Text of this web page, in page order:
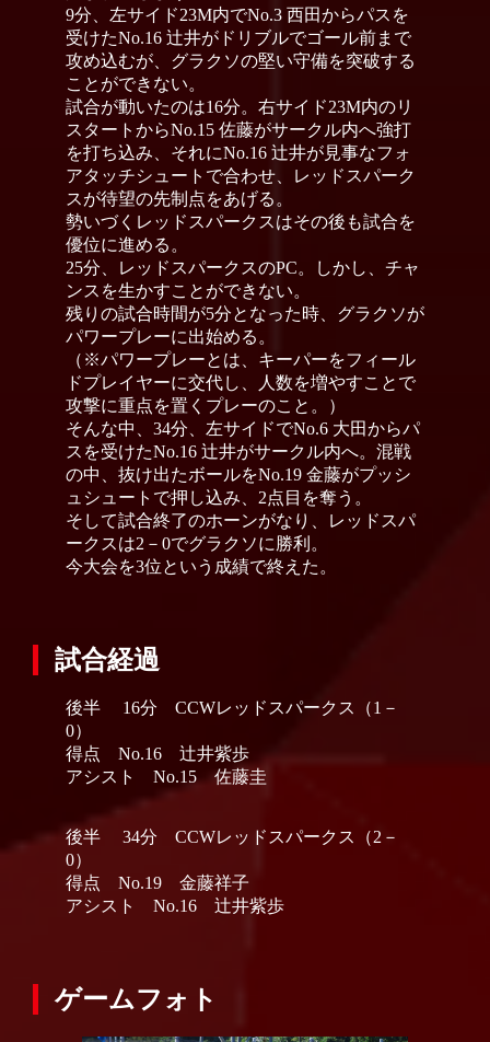
9分、左サイド23M内でNo.3 西田からパスを
受けたNo.16 辻井がドリブルでゴール前まで
攻め込むが、グラクソの堅い守備を突破する
ことができない。
試合が動いたのは16分。右サイド23M内のリ
スタートからNo.15 佐藤がサークル内へ強打
を打ち込み、それにNo.16 辻井が見事なフォ
アタッチシュートで合わせ、レッドスパーク
スが待望の先制点をあげる。
勢いづくレッドスパークスはその後も試合を
優位に進める。
25分、レッドスパークスのPC。しかし、チャ
ンスを生かすことができない。
残りの試合時間が5分となった時、グラクソが
パワープレーに出始める。
（※パワープレーとは、キーパーをフィール
ドプレイヤーに交代し、人数を増やすことで
攻撃に重点を置くプレーのこと。）
そんな中、34分、左サイドでNo.6 大田からパ
スを受けたNo.16 辻井がサークル内へ。混戦
の中、抜け出たボールをNo.19 金藤がプッシ
ュシュートで押し込み、2点目を奪う。
そして試合終了のホーンがなり、レッドスパ
ークスは2－0でグラクソに勝利。
今大会を3位という成績で終えた。
試合経過
後半 16分 CCWレッドスパークス（1－
0）
得点 No.16 辻井紫歩
アシスト No.15 佐藤圭
後半 34分 CCWレッドスパークス（2－
0）
得点 No.19 金藤祥子
アシスト No.16 辻井紫歩
ゲームフォト